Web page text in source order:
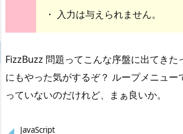
・ 入力は与えられません。
FizzBuzz 問題ってこんな序盤に出てきた
にもやった気がするぞ？ ループメニュー
っていないのだけれど、まぁ良いか。
JavaScript